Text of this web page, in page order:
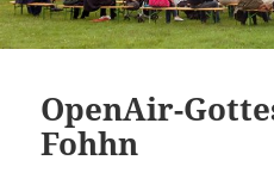
OpenAir-
Fohhn